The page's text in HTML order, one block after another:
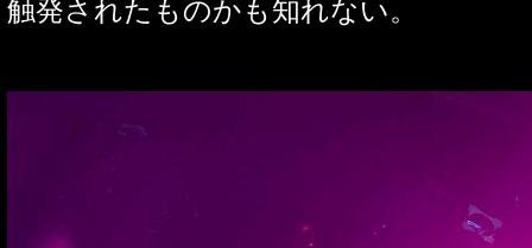
触発されたものかも知れない。